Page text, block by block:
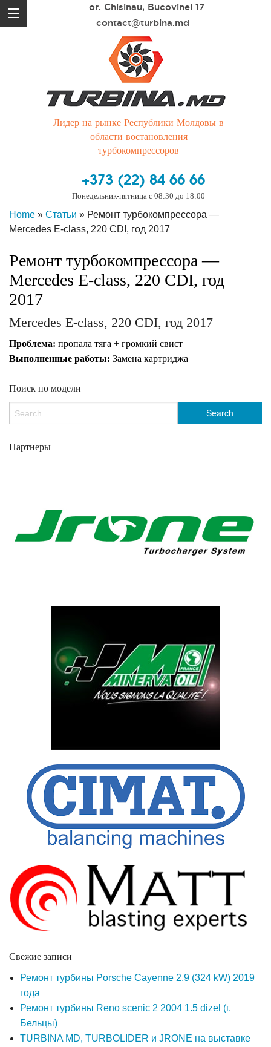
or. Chisinau, Bucovinei 17
contact@turbina.md
Лидер на рынке Республики Молдовы в
области востановления
турбокомпрессоров
+373 (22) 84 66 66
Понедельник-пятница с 08:30 до 18:00
Home » Статьи » Ремонт турбокомпрессора —
Mercedes E-class, 220 CDI, год 2017
Ремонт турбокомпрессора —
Mercedes E-class, 220 CDI, год
2017
Mercedes E-class, 220 CDI, год 2017
Проблема: пропала тяга + громкий свист
Выполненные работы: Замена картриджа
Поиск по модели
Партнеры
Свежие записи
Ремонт турбины Porsche Cayenne 2.9 (324 kW) 2019
года
Ремонт турбины Reno scenic 2 2004 1.5 dizel (г.
Бельцы)
TURBINA MD, TURBOLIDER и JRONE на выставке